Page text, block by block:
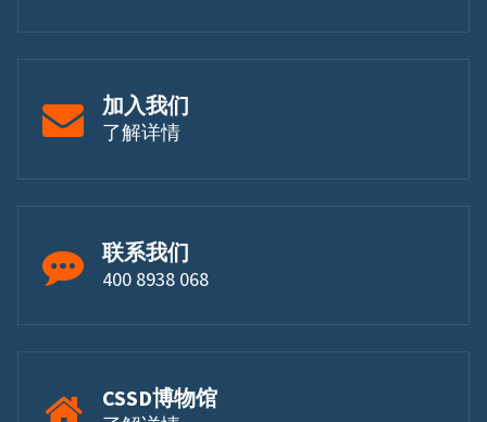
加入我们
了解详情
联系我们
400 8938 068
CSSD博物馆